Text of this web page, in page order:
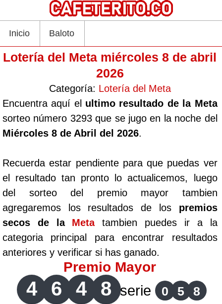
Inicio Baloto
Lotería del Meta miércoles 8 de abril
2026
Categoría: Lotería del Meta
Encuentra aquí el ultimo resultado de la Meta
sorteo número 3293 que se jugo en la noche del
Miércoles 8 de Abril del 2026.
Recuerda estar pendiente para que puedas ver
el resultado tan pronto lo actualicemos, luego
del sorteo del premio mayor tambien
agregaremos los resultados de los premios
secos de la Metatambien puedes ir a la
categoria principal para encontrar resultados
anteriores y verificar si has ganado.
Premio Mayor
4 6 4 8 serie 0 5 8